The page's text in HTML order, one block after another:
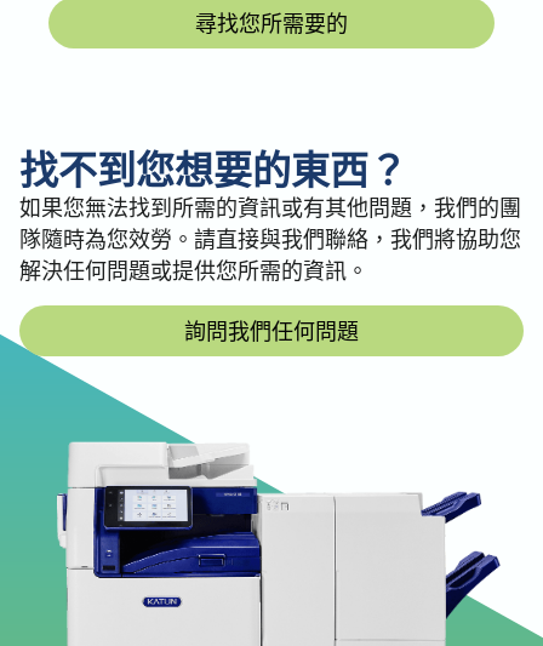
尋找您所需要的
找不到您想要的東西？
如果您無法找到所需的資訊或有其他問題，我們的團
隊隨時為您效勞。請直接與我們聯絡，我們將協助您
解決任何問題或提供您所需的資訊。
詢問我們任何問題